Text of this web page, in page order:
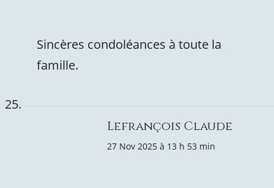
Sincères condoléances à toute la
famille.
Lefrançois Claude
27 Nov 2025 à 13 h 53 min